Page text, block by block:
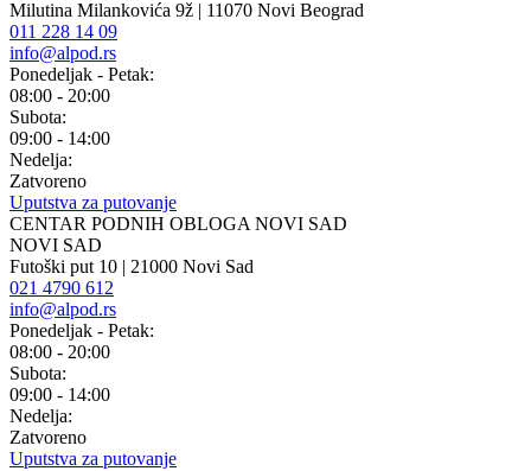
Milutina Milankovića 9ž | 11070 Novi Beograd
011 228 14 09
info@alpod.rs
Ponedeljak - Petak:
08:00 - 20:00
Subota:
09:00 - 14:00
Nedelja:
Zatvoreno
Uputstva za putovanje
CENTAR PODNIH OBLOGA NOVI SAD
NOVI SAD
Futoški put 10 | 21000 Novi Sad
021 4790 612
info@alpod.rs
Ponedeljak - Petak:
08:00 - 20:00
Subota:
09:00 - 14:00
Nedelja:
Zatvoreno
Uputstva za putovanje